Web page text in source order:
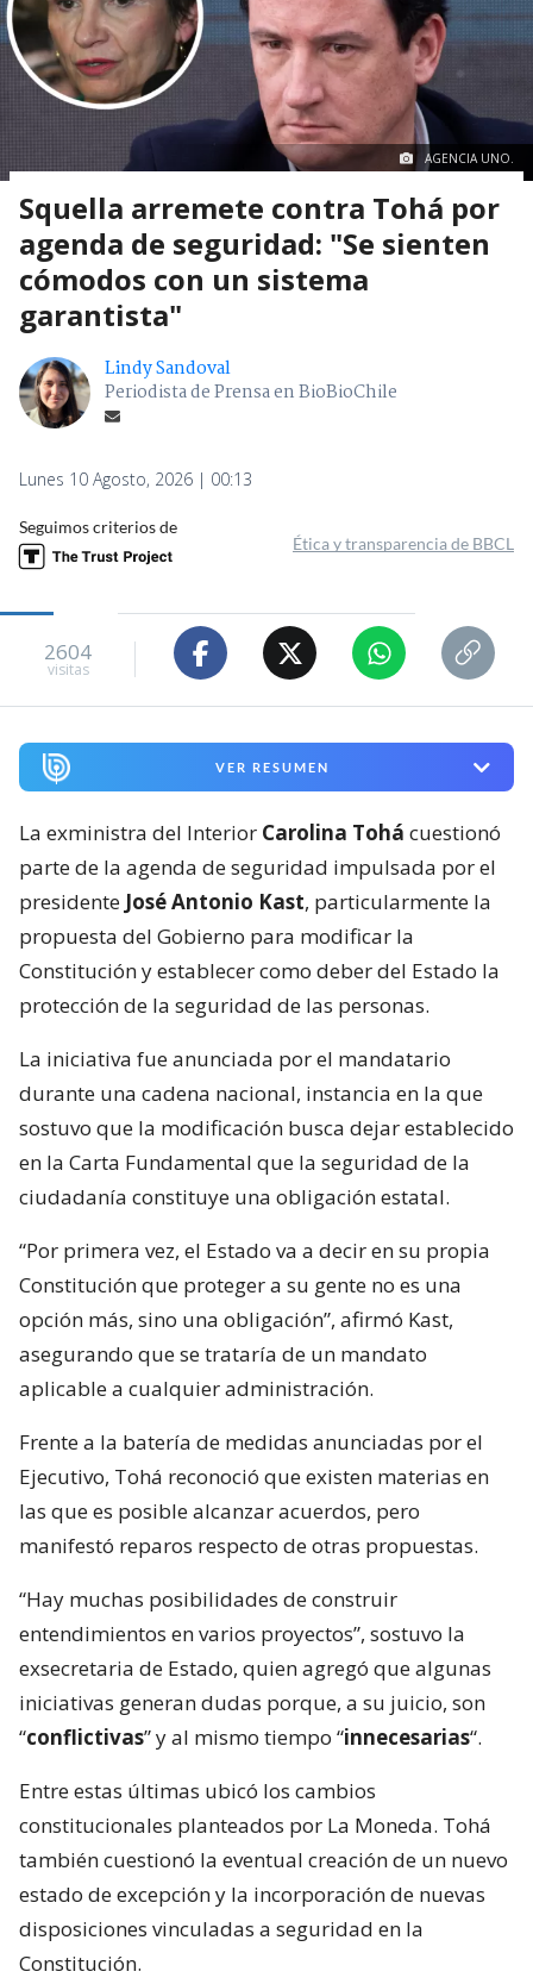
AGENCIA UNO.
Squella arremete contra Tohá por
agenda de seguridad: "Se sienten
cómodos con un sistema
garantista"
Lindy Sandoval
Periodista de Prensa en BioBioChile
Lunes 10 Agosto, 2026 | 00:13
Seguimos criterios de
Ética y transparencia de BBCL
2604
visitas
VER RESUMEN
La exministra del Interior Carolina Tohá cuestionó
parte de la agenda de seguridad impulsada por el
presidente José Antonio Kast, particularmente la
propuesta del Gobierno para modificar la
Constitución y establecer como deber del Estado la
protección de la seguridad de las personas.
La iniciativa fue anunciada por el mandatario
durante una cadena nacional, instancia en la que
sostuvo que la modificación busca dejar establecido
en la Carta Fundamental que la seguridad de la
ciudadanía constituye una obligación estatal.
“Por primera vez, el Estado va a decir en su propia
Constitución que proteger a su gente no es una
opción más, sino una obligación”, afirmó Kast,
asegurando que se trataría de un mandato
aplicable a cualquier administración.
Frente a la batería de medidas anunciadas por el
Ejecutivo, Tohá reconoció que existen materias en
las que es posible alcanzar acuerdos, pero
manifestó reparos respecto de otras propuestas.
“Hay muchas posibilidades de construir
entendimientos en varios proyectos”, sostuvo la
exsecretaria de Estado, quien agregó que algunas
iniciativas generan dudas porque, a su juicio, son
“conflictivas” y al mismo tiempo “innecesarias“.
Entre estas últimas ubicó los cambios
constitucionales planteados por La Moneda. Tohá
también cuestionó la eventual creación de un nuevo
estado de excepción y la incorporación de nuevas
disposiciones vinculadas a seguridad en la
Constitución.